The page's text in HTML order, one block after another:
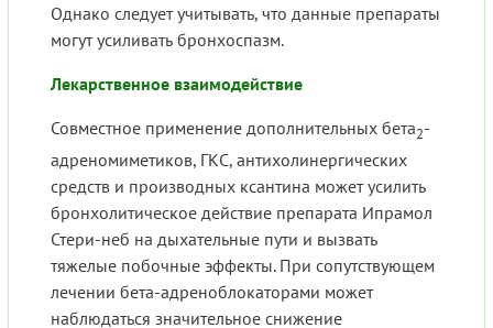
Однако следует учитывать, что данные препараты
могут усиливать бронхоспазм.
Лекарственное взаимодействие
Совместное применение дополнительных бета2-
адреномиметиков, ГКС, антихолинергических
средств и производных ксантина может усилить
бронхолитическое действие препарата Ипрамол
Стери-неб на дыхательные пути и вызвать
тяжелые побочные эффекты. При сопутствующем
лечении бета-адреноблокаторами может
наблюдаться значительное снижение